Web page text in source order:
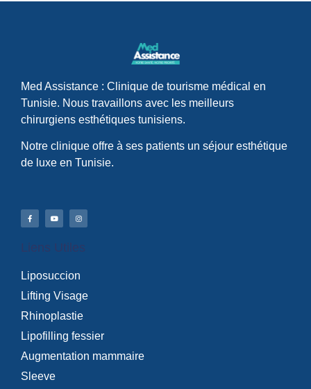
Med Assistance : Clinique de tourisme médical en
Tunisie. Nous travaillons avec les meilleurs
chirurgiens esthétiques tunisiens.
Notre clinique offre à ses patients un séjour esthétique
de luxe en Tunisie.
Liens Utiles
Liposuccion
Lifting Visage
Rhinoplastie
Lipofilling fessier
Augmentation mammaire
Sleeve